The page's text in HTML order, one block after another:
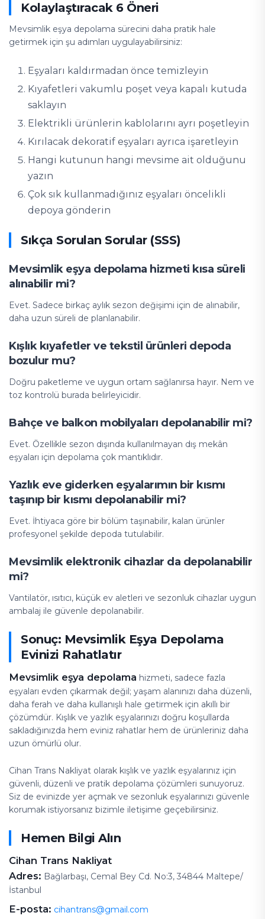
Kolaylaştıracak 6 Öneri
Mevsimlik eşya depolama sürecini daha pratik hale
getirmek için şu adımları uygulayabilirsiniz:
Eşyaları kaldırmadan önce temizleyin
Kıyafetleri vakumlu poşet veya kapalı kutuda
saklayın
Elektrikli ürünlerin kablolarını ayrı poşetleyin
Kırılacak dekoratif eşyaları ayrıca işaretleyin
Hangi kutunun hangi mevsime ait olduğunu
yazın
Çok sık kullanmadığınız eşyaları öncelikli
depoya gönderin
Sıkça Sorulan Sorular (SSS)
Mevsimlik eşya depolama hizmeti kısa süreli
alınabilir mi?
Evet. Sadece birkaç aylık sezon değişimi için de alınabilir,
daha uzun süreli de planlanabilir.
Kışlık kıyafetler ve tekstil ürünleri depoda
bozulur mu?
Doğru paketleme ve uygun ortam sağlanırsa hayır. Nem ve
toz kontrolü burada belirleyicidir.
Bahçe ve balkon mobilyaları depolanabilir mi?
Evet. Özellikle sezon dışında kullanılmayan dış mekân
eşyaları için depolama çok mantıklıdır.
Yazlık eve giderken eşyalarımın bir kısmı
taşınıp bir kısmı depolanabilir mi?
Evet. İhtiyaca göre bir bölüm taşınabilir, kalan ürünler
profesyonel şekilde depoda tutulabilir.
Mevsimlik elektronik cihazlar da depolanabilir
mi?
Vantilatör, ısıtıcı, küçük ev aletleri ve sezonluk cihazlar uygun
ambalaj ile güvenle depolanabilir.
Sonuç: Mevsimlik Eşya Depolama
Evinizi Rahatlatır
Mevsimlik eşya depolama hizmeti, sadece fazla
eşyaları evden çıkarmak değil; yaşam alanınızı daha düzenli,
daha ferah ve daha kullanışlı hale getirmek için akıllı bir
çözümdür. Kışlık ve yazlık eşyalarınızı doğru koşullarda
sakladığınızda hem eviniz rahatlar hem de ürünleriniz daha
uzun ömürlü olur.
Cihan Trans Nakliyat olarak kışlık ve yazlık eşyalarınız için
güvenli, düzenli ve pratik depolama çözümleri sunuyoruz.
Siz de evinizde yer açmak ve sezonluk eşyalarınızı güvenle
korumak istiyorsanız bizimle iletişime geçebilirsiniz.
Hemen Bilgi Alın
Cihan Trans Nakliyat
Adres: Bağlarbaşı, Cemal Bey Cd. No:3, 34844 Maltepe/
İstanbul
E-posta: cihantrans@gmail.com